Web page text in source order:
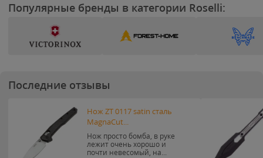
Популярные бренды в категории Roselli:
Последние отзывы
Нож ZT 0117 satin сталь
MagnaCut...
Нож просто бомба, в руке
лежит очень хорошо и
почти невесомый, на...